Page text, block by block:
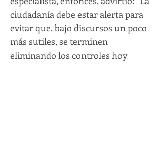
ciudadanía debe estar alerta para
evitar que, bajo discursos un poco
más sutiles, se terminen
eliminando los controles hoy